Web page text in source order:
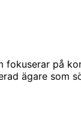
fokuserar på
ägare som